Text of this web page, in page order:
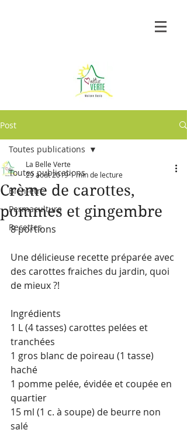
Post
Toutes publications
Bien-être
Permaculture
Recettes
Toutes publications
Crème de carottes,
pommes et gingembre
La Belle Verte
29 août 20191 min de lecture
8 portions
Une délicieuse recette préparée avec
des carottes fraiches du jardin, quoi
de mieux ?!
Ingrédients
1 L (4 tasses) carottes pelées et
tranchées
1 gros blanc de poireau (1 tasse)
haché
1 pomme pelée, évidée et coupée en
quartier
15 ml (1 c. à soupe) de beurre non
salé